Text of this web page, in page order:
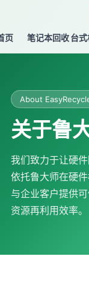
页 笔记本回收台
About
关于鲁
我们致力于让硬
依托鲁大师在硬
与企业客户提供
资源再利用效率。